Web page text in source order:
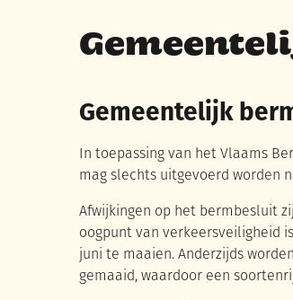
Gemeentelijk
In toepassing van het Vlaams
mag slechts uitgevoerd worden
Afwijkingen op het bermbesluit
oogpunt van verkeersveiligheid
juni te maaien. Anderzijds
gemaaid, waardoor een